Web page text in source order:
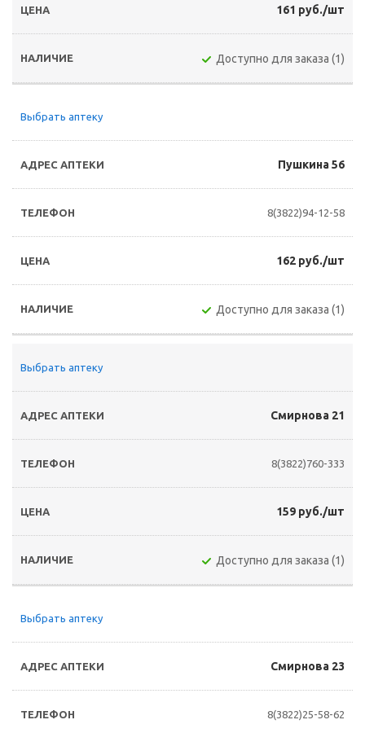
161 руб./шт
Доступно для заказа (1)
Выбрать аптеку
Пушкина 56
8(3822)94-12-58
162 руб./шт
Доступно для заказа (1)
Выбрать аптеку
Смирнова 21
8(3822)760-333
159 руб./шт
Доступно для заказа (1)
Выбрать аптеку
Смирнова 23
8(3822)25-58-62